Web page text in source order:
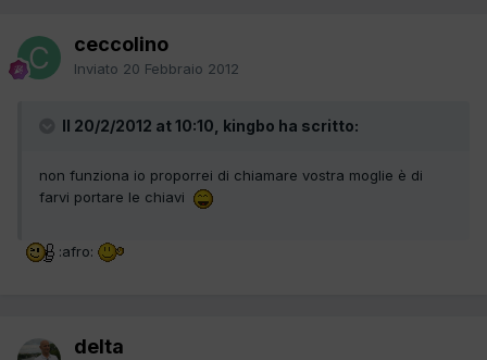
ceccolino
Inviato 20 Febbraio 2012
Il 20/2/2012 at 10:10, kingbo ha scritto:
non funziona io proporrei di chiamare vostra moglie è di
farvi portare le chiavi
:afro:
delta